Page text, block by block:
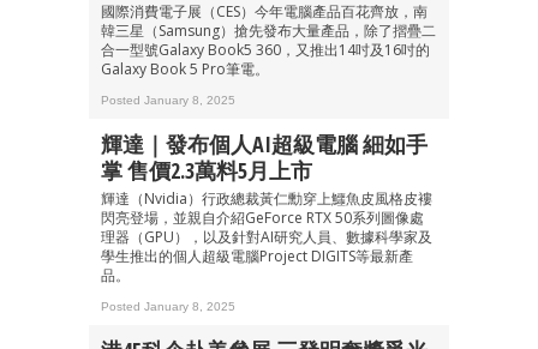
國際消費電子展（CES）今年電腦產品百花齊放，南
韓三星（Samsung）搶先發布大量產品，除了摺疊二
合一型號Galaxy Book5 360，又推出14吋及16吋的
Galaxy Book 5 Pro筆電。
Posted January 8, 2025
輝達｜發布個人AI超級電腦 細如手
掌 售價2.3萬料5月上市
輝達（Nvidia）行政總裁黃仁勳穿上鱷魚皮風格皮褸
閃亮登場，並親自介紹GeForce RTX 50系列圖像處
理器（GPU），以及針對AI研究人員、數據科學家及
學生推出的個人超級電腦Project DIGITS等最新產
品。
Posted January 8, 2025